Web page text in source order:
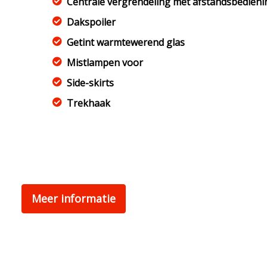
Dakspoiler
Getint warmtewerend glas
Mistlampen voor
Side-skirts
Trekhaak
Meer informatie